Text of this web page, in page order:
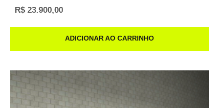
R$23.900,00
ADICIONAR AO CARRINHO